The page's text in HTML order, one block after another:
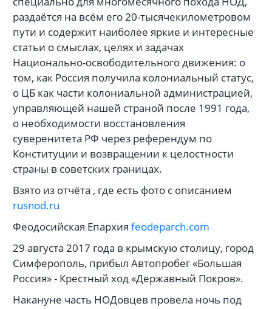
раздаётся на всём его 20-тысячекилометровом
пути и содержит наиболее яркие и интересные
статьи о смыслах, целях и задачах
Национально-освободительного движения: о
том, как Россия получила колониальный статус,
о ЦБ как части колониальной администрацией,
управляющей нашей страной после 1991 года,
о необходимости восстановления
суверенитета РФ через референдум по
Конституции и возвращении к целостности
страны в советских границах.
Взято из отчёта , где есть фото с описанием
rusnod.ru
Феодосийская Епархия feodeparch.com
29 августа 2017 года в крымскую столицу, город
Симферополь, прибыл Автопробег «Большая
Россия» - Крестный ход «Державный Покров».
Накануне часть НОДовцев провела ночь под